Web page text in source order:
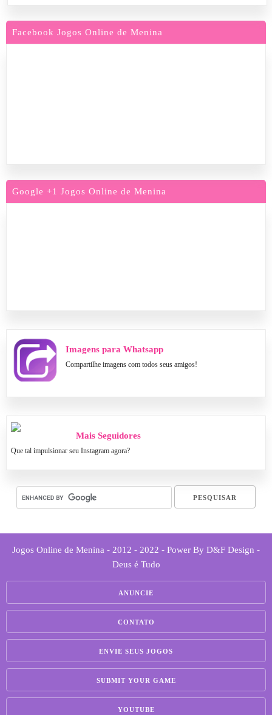
Facebook Jogos Online de Menina
Google +1 Jogos Online de Menina
Imagens para Whatsapp
Compartilhe imagens com todos seus amigos!
Mais Seguidores
Que tal impulsionar seu Instagram agora?
Jogos Online de Menina - 2012 - 2022 - Power By D&F Design -
Deus é Tudo
ANUNCIE
CONTATO
ENVIE SEUS JOGOS
SUBMIT YOUR GAME
YOUTUBE